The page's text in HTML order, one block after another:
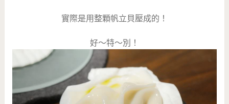
實際是用整顆帆立貝壓成的！
好～特～別！